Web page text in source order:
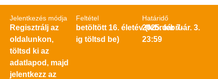
Jelentkezés módja
Regisztrálj az
oldalunkon,
töltsd ki az
adatlapod, majd
jelentkezz az
Feltétel
betöltött 16. életév (február 7-
ig töltsd be)
Határidő
2025. február. 3.
23:59